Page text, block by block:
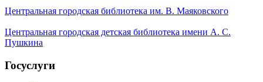
Центральная городская библиотека им. В. Маяковского
Центральная городская детская библиотека имени А. С.
Пушкина
Госуслуги